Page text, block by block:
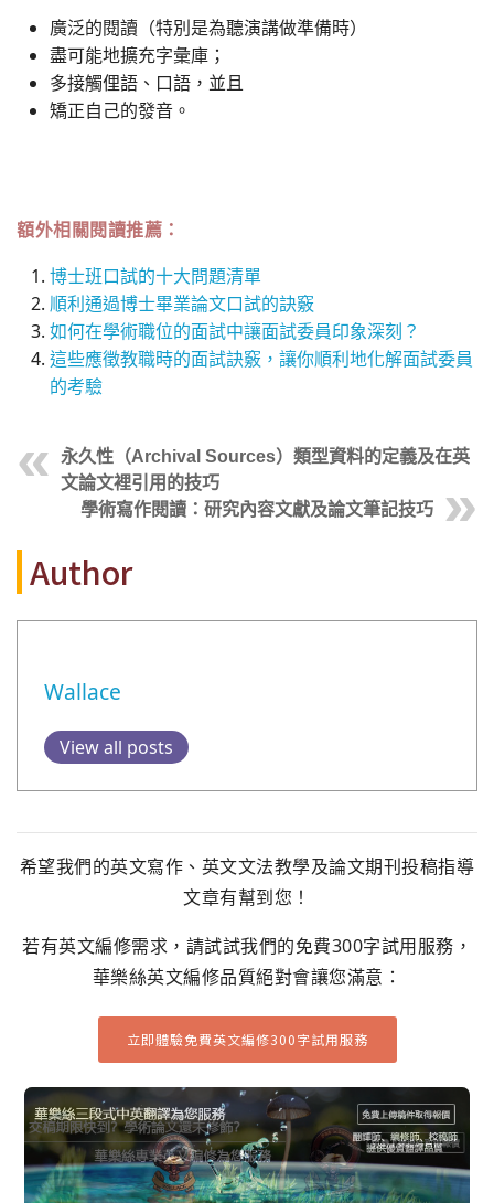
廣泛的閱讀（特別是為聽演講做準備時）
盡可能地擴充字彙庫；
多接觸俚語、口語，並且
矯正自己的發音。
額外相關閱讀推薦：
博士班口試的十大問題清單
順利通過博士畢業論文口試的訣竅
如何在學術職位的面試中讓面試委員印象深刻？
這些應徵教職時的面試訣竅，讓你順利地化解面試委員
的考驗
永久性（Archival Sources）類型資料的定義及在英
文論文裡引用的技巧
學術寫作閱讀：研究內容文獻及論文筆記技巧
Author
Wallace
View all posts
希望我們的英文寫作、英文文法教學及論文期刊投稿指導
文章有幫到您！
若有英文編修需求，請試試我們的免費300字試用服務，
華樂絲英文編修品質絕對會讓您滿意：
立即體驗免費英文編修300字試用服務